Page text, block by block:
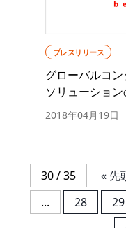
プレスリリース
グローバルコ
ソリューショ
2018年04月19日
30 / 35 « 先
...
28 29